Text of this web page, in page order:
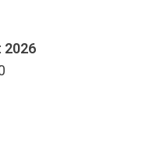
2026